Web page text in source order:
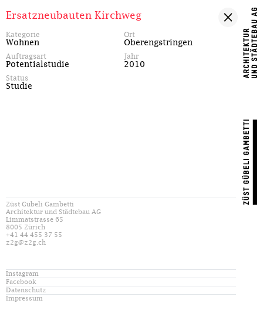
Ersatzneubauten Kirchweg
Kategorie
Wohnen
Ort
Oberengstringen
Auftragsart
Potentialstudie
Jahr
2010
Status
Studie
Züst Gübeli Gambetti
Architektur und Städtebau AG
Limmatstrasse 65
8005 Zürich
+41 44 455 37 55
z2g@z2g.ch
Instagram
Facebook
Datenschutz
Impressum